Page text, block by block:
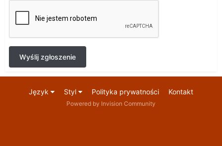
Wyślij zgłoszenie
Język Styl Polityka prywatności Kontakt
Powered by Invision Community